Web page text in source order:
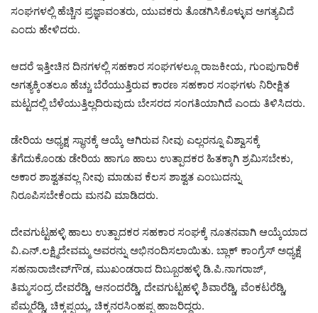
ಸಂಘಗಳಲ್ಲಿ ಹೆಚ್ಚಿನ ಪ್ರಜ್ಞಾವಂತರು, ಯುವಕರು ತೊಡಗಿಸಿಕೊಳ್ಳುವ ಅಗತ್ಯವಿದೆ
ಎಂದು ಹೇಳಿದರು.
ಆದರೆ ಇತ್ತೀಚಿನ ದಿನಗಳಲ್ಲಿ ಸಹಕಾರ ಸಂಘಗಳಲ್ಲೂ ರಾಜಕೀಯ, ಗುಂಪುಗಾರಿಕೆ
ಅಗತ್ಯಕ್ಕಿಂತಲೂ ಹೆಚ್ಚು ಬೆರೆಯುತ್ತಿರುವ ಕಾರಣ ಸಹಕಾರ ಸಂಘಗಳು ನಿರೀಕ್ಷಿತ
ಮಟ್ಟದಲ್ಲಿ ಬೆಳೆಯುತ್ತಿಲ್ಲದಿರುವುದು ಬೇಸರದ ಸಂಗತಿಯಾಗಿದೆ ಎಂದು ತಿಳಿಸಿದರು.
ಡೇರಿಯ ಅಧ್ಯಕ್ಷ ಸ್ಥಾನಕ್ಕೆ ಆಯ್ಕೆ ಆಗಿರುವ ನೀವು ಎಲ್ಲರನ್ನೂ ವಿಶ್ವಾಸಕ್ಕೆ
ತೆಗೆದುಕೊಂಡು ಡೇರಿಯ ಹಾಗೂ ಹಾಲು ಉತ್ಪಾದಕರ ಹಿತಕ್ಕಾಗಿ ಶ್ರಮಿಸಬೇಕು,
ಅಕಾರ ಶಾಶ್ವತವಲ್ಲ ನೀವು ಮಾಡುವ ಕೆಲಸ ಶಾಶ್ವತ ಎಂಬುದನ್ನು
ನಿರೂಪಿಸಬೇಕೆಂದು ಮನವಿ ಮಾಡಿದರು.
ದೇವಗುಟ್ಟಹಳ್ಳಿ ಹಾಲು ಉತ್ಪಾದಕರ ಸಹಕಾರ ಸಂಘಕ್ಕೆ ನೂತನವಾಗಿ ಆಯ್ಕೆಯಾದ
ವಿ.ಎನ್.ಲಕ್ಷ್ಮಿದೇವಮ್ಮ ಅವರನ್ನು ಅಭಿನಂದಿಸಲಾಯಿತು. ಬ್ಲಾಕ್ ಕಾಂಗ್ರೆಸ್ ಅಧ್ಯಕ್ಷೆ
ಸಹನಾರಾಜೀವ್‌ಗೌಡ, ಮುಖಂಡರಾದ ದಿಬ್ಬೂರಹಳ್ಳಿ ಡಿ.ಪಿ.ನಾಗರಾಜ್,
ತಿಮ್ಮಸಂದ್ರ ದೇವರೆಡ್ಡಿ, ಆನಂದರೆಡ್ಡಿ, ದೇವಗುಟ್ಟಹಳ್ಳಿ ಶಿವಾರೆಡ್ಡಿ, ವೆಂಕಟರೆಡ್ಡಿ,
ಪೆಮ್ಮರೆಡ್ಡಿ, ಚಿಕ್ಕಪ್ಪಯ್ಯ, ಚಿಕ್ಕನರಸಿಂಹಪ್ಪ ಹಾಜರಿದ್ದರು.